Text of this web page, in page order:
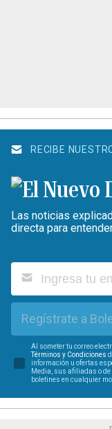
RECIBE
Las noticias
directa para
Regístrate a
Al someter tu correo
Términos y Condiciones
información u ofertas
Media, sus afiliadas o
boletines en cualquier